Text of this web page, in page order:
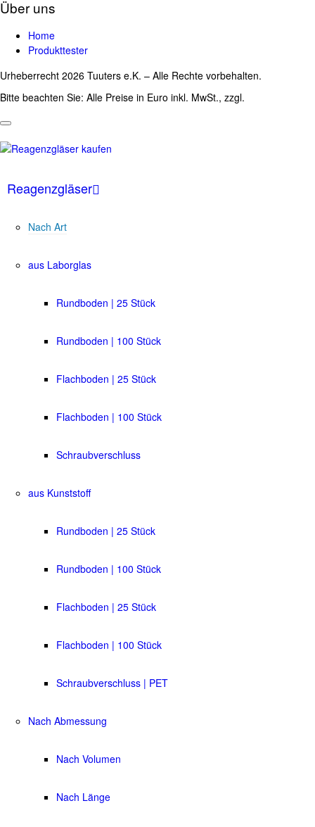
Über uns
Home
Produkttester
Urheberrecht 2026 Tuuters e.K. – Alle Rechte vorbehalten.
Bitte beachten Sie: Alle Preise in Euro inkl. MwSt., zzgl.
Reagenzgläser
Nach Art
aus Laborglas
Rundboden | 25 Stück
Rundboden | 100 Stück
Flachboden | 25 Stück
Flachboden | 100 Stück
Schraubverschluss
aus Kunststoff
Rundboden | 25 Stück
Rundboden | 100 Stück
Flachboden | 25 Stück
Flachboden | 100 Stück
Schraubverschluss | PET
Nach Abmessung
Nach Volumen
Nach Länge